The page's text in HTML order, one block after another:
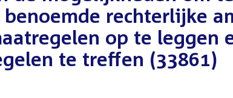
rechterlijke
op te leggen
te treffen (33861)